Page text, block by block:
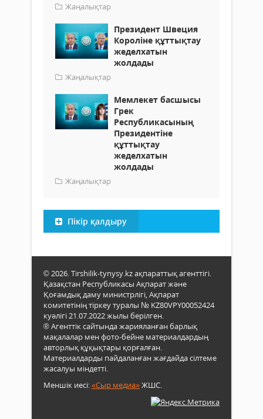
Жаңалықтар
Президент Швеция
Короліне құттықтау
жеделхатын
жолдады
Жаңалықтар
Мемлекет басшысы
Грек
Республикасының
Президентіне
құттықтау
жеделхатын
жолдады
Жаңалықтар
Пікір қалдыру
© 2026. Tirshilik-tynysy.kz ақпараттық агенттігі.
Қазақстан Республикасы Ақпарат және
Қоғамдық даму министрлігі, Ақпарат
комитетінің тіркеу туралы № KZ80VPY00052424
куәлігі 21.07.2022 жылы берілген.
® Агенттік сайтында жарияланған барлық
мақалалар мен фото-бейне материалдардың
авторлық құқықтары қорғалған.
Материалдарды пайдаланған жағдайда сілтеме
жасалуы міндетті.
Меншік иесі:«Сыр медиа»ЖШС.